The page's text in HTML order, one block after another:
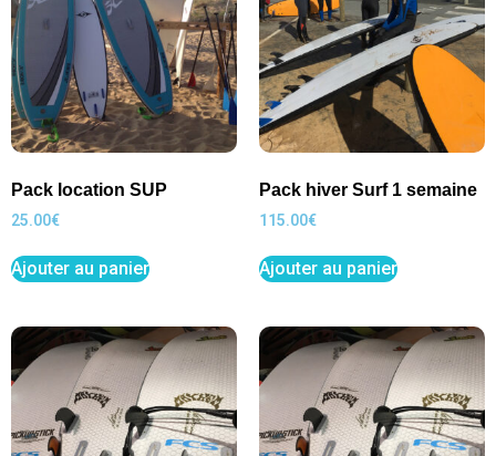
Pack location SUP
25.00€
Ajouter au panier
Pack hiver Surf 1 semaine
115.00€
Ajouter au panier